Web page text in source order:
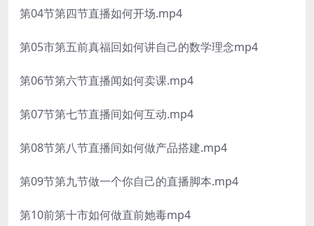
第04节第四节直播如何开场.mp4
第05市第五前真福回如何讲自己的数学理念mp4
第06节第六节直播闻如何卖课.mp4
第07节第七节直播间如何互动.mp4
第08节第八节直播间如何做产品搭建.mp4
第09节第九节做一个你自己的直播脚本.mp4
第10前第十市如何做直前她毒mp4